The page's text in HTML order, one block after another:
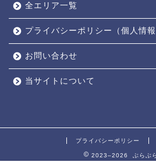
全エリア一覧
プライバシーポリシー（個人情
お問い合わせ
当サイトについて
プライバシーポリシー
2023–2026 ぶらぶ